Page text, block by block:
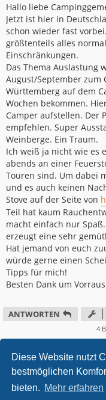
Diese Website nutzt
bestmöglichen
bieten. Mehr erfahren
i
t
r
a
g
Hallo liebe
Jetzt ist hier in
schon wieder fast
größtenteils alles
Einschränkungen.
Das Thema Auslastung
August/September zum
Württemberg auf dem
Wochen bekommen.
Camper aufstellen. Der
empfehlen. Super
Weinberge. Ein Traum.
Ich weiß ja nicht wie es
abends an einer
Touren sind. Um dabei
und es auch keinen
Stove auf der Seite von
Teil hat kaum
macht einfach nur
erzeugt eine sehr
Hat jemand von euch
würde gerne einen
Tipps für mich!
Besten Dank um
ANTWORTEN
4
Foren-Übersicht